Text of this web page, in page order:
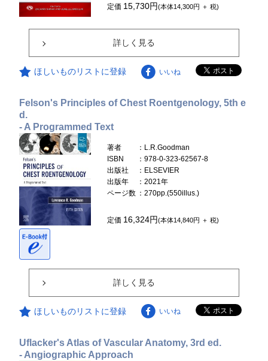
定価 15,730円(本体14,300円 ＋ 税)
詳しく見る
ほしいものリストに登録 いいね
Felson's Principles of Chest Roentgenology, 5th e
d.
- A Programmed Text
著者
：L.R.Goodman
ISBN
：978-0-323-62567-8
出版社
：ELSEVIER
出版年
：2021年
ページ数 ：270pp.(550illus.)
定価 16,324円(本体14,840円 ＋ 税)
詳しく見る
ほしいものリストに登録 いいね
Uflacker's Atlas of Vascular Anatomy, 3rd ed.
- Angiographic Approach